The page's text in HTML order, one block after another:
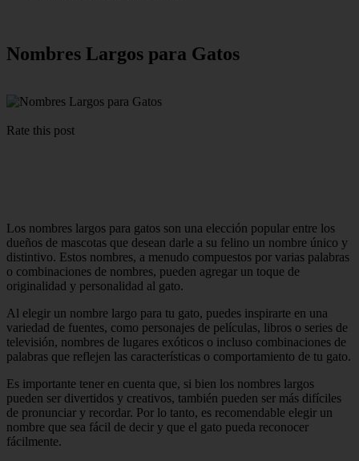
Nombres Largos para Gatos
Rate this post
Los nombres largos para gatos son una elección popular entre los
dueños de mascotas que desean darle a su felino un nombre único y
distintivo. Estos nombres, a menudo compuestos por varias palabras
o combinaciones de nombres, pueden agregar un toque de
originalidad y personalidad al gato.
Al elegir un nombre largo para tu gato, puedes inspirarte en una
variedad de fuentes, como personajes de películas, libros o series de
televisión, nombres de lugares exóticos o incluso combinaciones de
palabras que reflejen las características o comportamiento de tu gato.
Es importante tener en cuenta que, si bien los nombres largos
pueden ser divertidos y creativos, también pueden ser más difíciles
de pronunciar y recordar. Por lo tanto, es recomendable elegir un
nombre que sea fácil de decir y que el gato pueda reconocer
fácilmente.